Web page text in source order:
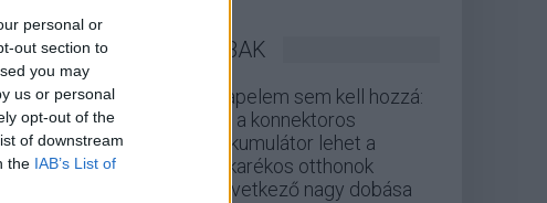
personal or
out section to
you may
us or personal
opt-out of the
of downstream
the IAB’s List of
LEGOLVASOTTABBAK
Napelem sem kell hozzá:
ez a konnektoros
akkumulátor lehet a
takarékos otthonok
következő nagy dobása